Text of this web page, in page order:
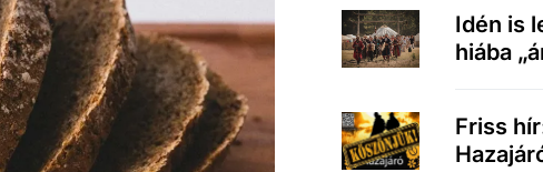
Idén is
hiába
Friss